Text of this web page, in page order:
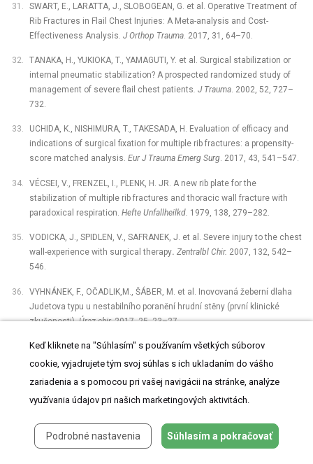
SWART, E., LARATTA, J., SLOBOGEAN, G. et al. Operative Treatment of
Rib Fractures in Flail Chest Injuries: A Meta-analysis and Cost-
Effectiveness Analysis. J Orthop Trauma. 2017, 31, 64–70.
TANAKA, H., YUKIOKA, T., YAMAGUTI, Y. et al. Surgical stabilization or
internal pneumatic stabilization? A prospected randomized study of
management of severe flail chest patients. J Trauma. 2002, 52, 727–
732.
UCHIDA, K., NISHIMURA, T., TAKESADA, H. Evaluation of efficacy and
indications of surgical fixation for multiple rib fractures: a propensity-
score matched analysis. Eur J Trauma Emerg Surg. 2017, 43, 541–547.
VÉCSEI, V., FRENZEL, I., PLENK, H. JR. A new rib plate for the
stabilization of multiple rib fractures and thoracic wall fracture with
paradoxical respiration. Hefte Unfallheilkd. 1979, 138, 279–282.
VODICKA, J., SPIDLEN, V., SAFRANEK, J. et al. Severe injury to the chest
wall-experience with surgical therapy. Zentralbl Chir. 2007, 132, 542–
546.
VYHNÁNEK, F., OČADLIK,M., ŠÁBER, M. et al. Inovovaná žeberní dlaha
Judetova typu u nestabilního poranění hrudní stěny (první klinické
zkušenosti).Úraz chir.2017, 25, 23–27.
VYHNANEK, F., JIRAVA, D., OCADLIK, M. Inovované žeberní dlahy
Judetova typu -⁠ preklinická studie, první klinické zkušenosti.Acta Chir
WADA,T., YASUNAGA, H., INOKUCHI, R. Effectiveness of surgical rib
rib fractures: A propensity score-matched analysis.
. 2015,
30, 1227–1231.
Keď kliknete na "Súhlasím" s používaním všetkých súborov
cookie, vyjadrujete tým svoj súhlas s ich ukladaním do vášho
zariadenia a s pomocou pri vašej navigácii na stránke, analýze
využívania údajov pri našich marketingových aktivitách.
Podrobné nastavenia Súhlasím a pokračovať